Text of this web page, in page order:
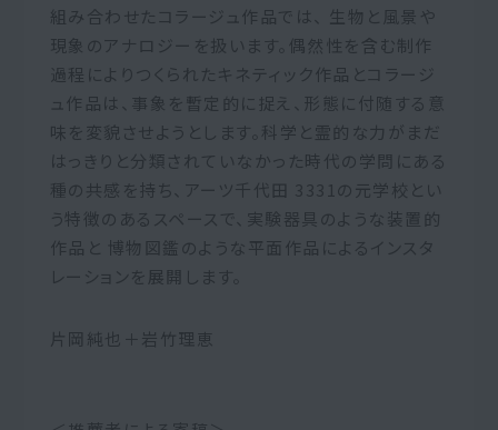
組み合わせたコラージュ作品では、 生物と風景や
現象のアナロジーを扱います。偶然性を含む制作
過程によりつくられたキネティック作品とコラージ
ュ作品は、事象を暫定的に捉え、形態に付随する意
味を変貌させようとします。科学と霊的な力がまだ
はっきりと分類されていなかった時代の学問にある
種の共感を持ち、アーツ千代田 3331の元学校とい
う特徴のあるスペースで、実験器具のような装置的
作品と 博物図鑑のような平面作品によるインスタ
レーションを展開します。
片岡純也＋岩竹理恵